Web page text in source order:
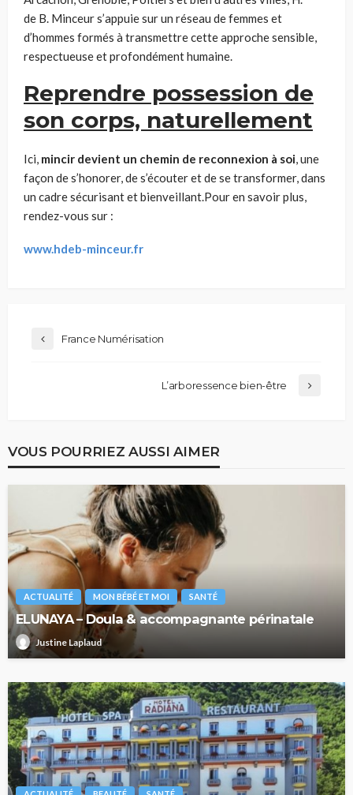
de B. Minceur s’appuie sur un réseau de femmes et
d’hommes formés à transmettre cette approche sensible,
respectueuse et profondément humaine.
Reprendre possession de
son corps, naturellement
Ici, mincir devient un chemin de reconnexion à soi, une
façon de s’honorer, de s’écouter et de se transformer, dans
un cadre sécurisant et bienveillant.Pour en savoir plus,
rendez-vous sur :
www.hdeb-minceur.fr
France Numérisation
L’arboressence bien-être
VOUS POURRIEZ AUSSI AIMER
ACTUALITÉ MON BÉBÉ ET MOI SANTÉ
ELUNAYA – Doula & accompagnante périnatale
Justine Laplaud